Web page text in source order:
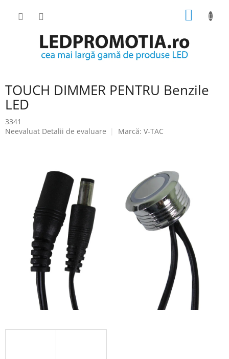
COŞ
TOUCH DIMMER PENTRU Benzile
LED
3341
Evaluarea
Neevaluat Detalii de evaluare Marcă: V-TAC